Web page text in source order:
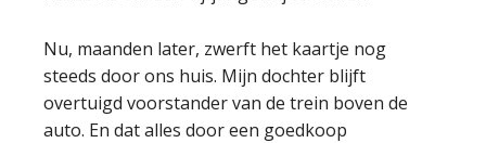
Nu, maanden later, zwerft het kaartje nog
steeds door ons huis. Mijn dochter blijft
overtuigd voorstander van de trein boven de
auto. En dat alles door een goedkoop